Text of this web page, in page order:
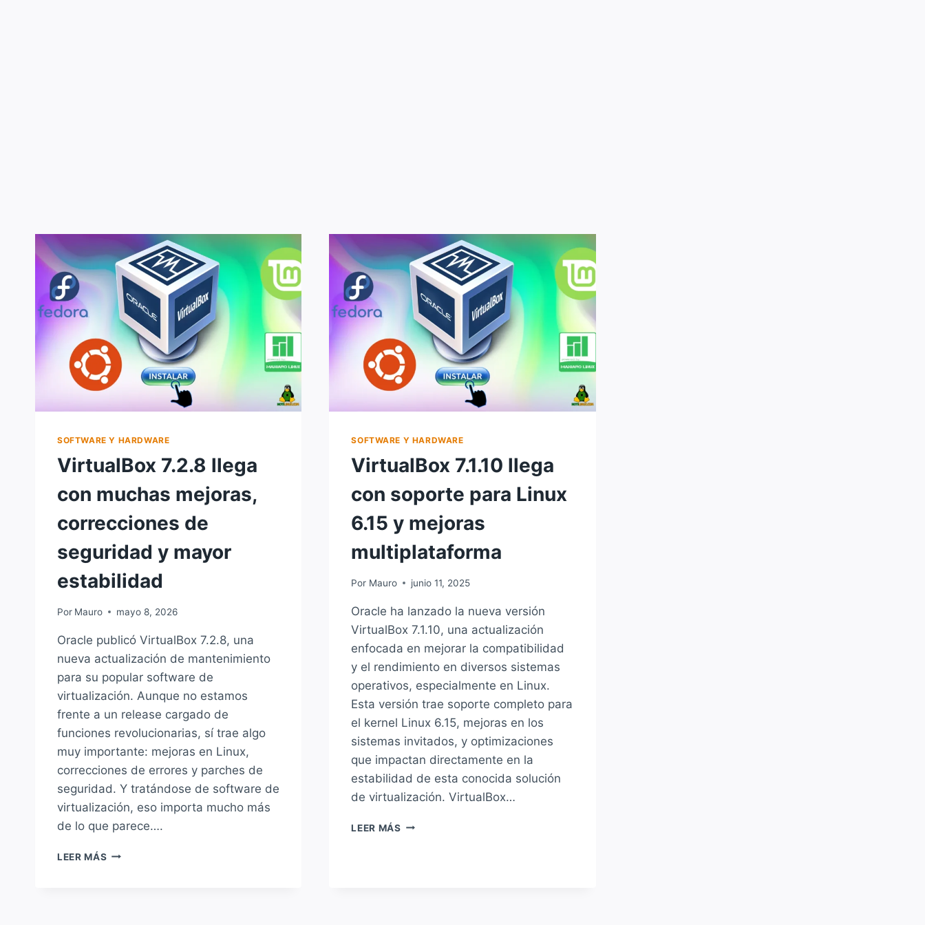
SOFTWARE Y HARDWARE
VirtualBox 7.2.8 llega
con muchas mejoras,
correcciones de
seguridad y mayor
estabilidad
Por Mauro mayo 8, 2026
Oracle publicó VirtualBox 7.2.8, una
nueva actualización de mantenimiento
para su popular software de
virtualización. Aunque no estamos
frente a un release cargado de
funciones revolucionarias, sí trae algo
muy importante: mejoras en Linux,
correcciones de errores y parches de
seguridad. Y tratándose de software de
virtualización, eso importa mucho más
de lo que parece….
LEER MÁS VIRTUALBOX
SOFTWARE Y HARDWARE
VirtualBox 7.1.10 llega
con soporte para Linux
6.15 y mejoras
multiplataforma
Por Mauro junio 11, 2025
Oracle ha lanzado la nueva versión
VirtualBox 7.1.10, una actualización
enfocada en mejorar la compatibilidad
y el rendimiento en diversos sistemas
operativos, especialmente en Linux.
Esta versión trae soporte completo para
el kernel Linux 6.15, mejoras en los
sistemas invitados, y optimizaciones
que impactan directamente en la
estabilidad de esta conocida solución
de virtualización. VirtualBox…
LEER MÁS VIRTUALBOX